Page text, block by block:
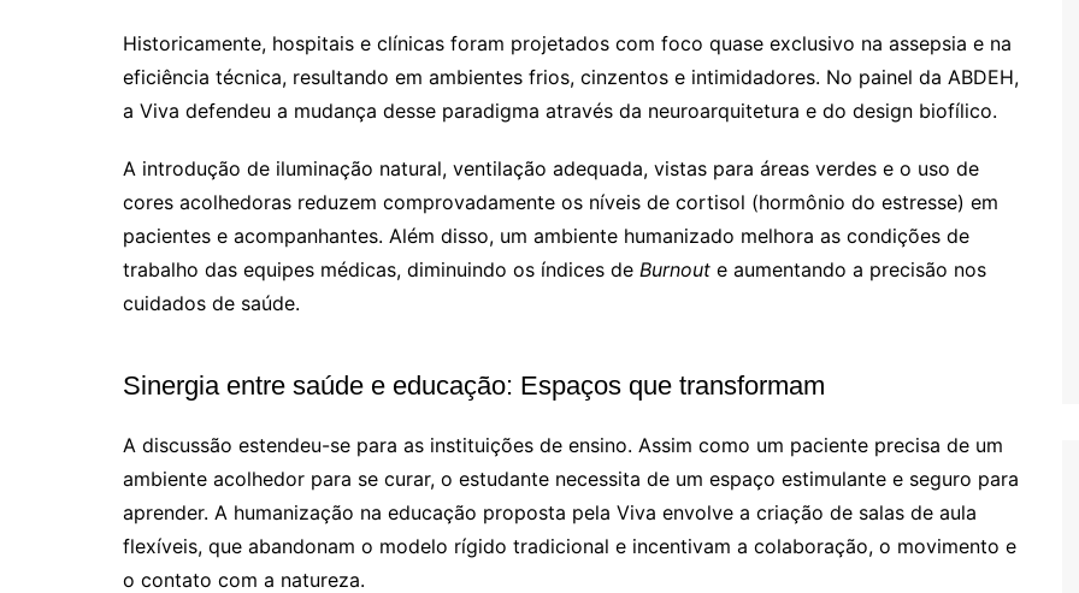
Historicamente, hospitais e clínicas foram projetados com foco quase exclusivo na assepsia e na
eficiência técnica, resultando em ambientes frios, cinzentos e intimidadores. No painel da ABDEH,
a Viva defendeu a mudança desse paradigma através da neuroarquitetura e do design biofílico.
A introdução de iluminação natural, ventilação adequada, vistas para áreas verdes e o uso de
cores acolhedoras reduzem comprovadamente os níveis de cortisol (hormônio do estresse) em
pacientes e acompanhantes. Além disso, um ambiente humanizado melhora as condições de
trabalho das equipes médicas, diminuindo os índices de Burnout e aumentando a precisão nos
cuidados de saúde.
Sinergia entre saúde e educação: Espaços que transformam
A discussão estendeu-se para as instituições de ensino. Assim como um paciente precisa de um
ambiente acolhedor para se curar, o estudante necessita de um espaço estimulante e seguro para
aprender. A humanização na educação proposta pela Viva envolve a criação de salas de aula
flexíveis, que abandonam o modelo rígido tradicional e incentivam a colaboração, o movimento e
o contato com a natureza.